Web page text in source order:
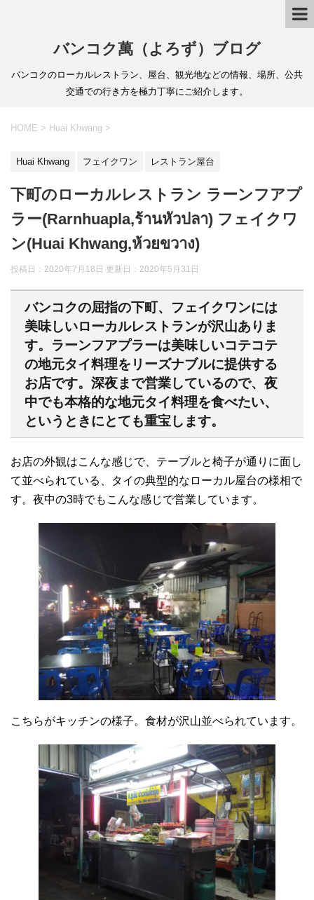
バンコク萬（よろず）ブログ
バンコクのローカルレストラン、屋台、観光地などの情報、場所、公共
交通での行き方を極力丁寧にご紹介します。
HOME > Huai Khwang >
Huai Khwang フェイクワン レストラン屋台
下町のローカルレストラン ラーンフアプ
ラー(Rarnhuapla,ร้านหัวปลา) フェイクワ
ン(Huai Khwang,ห้วยขวาง)
投稿日：2020年7月18日 更新日： 2020年5月31日
バンコクの屈指の下町、フェイクワンには
美味しいローカルレストランが沢山ありま
す。ラーンフアプラーは美味しいコテコテ
の地元タイ料理をリーズナブルに提供する
お店です。深夜まで営業しているので、夜
中でも本格的な地元タイ料理を食べたい、
というときにとても重宝します。
お店の外観はこんな感じで、テーブルと椅子が通りに面し
て並べられている、タイの典型的なローカル屋台の様相で
す。夜中の3時でもこんな感じで営業しています。
こちらがキッチンの様子。食材が沢山並べられています。